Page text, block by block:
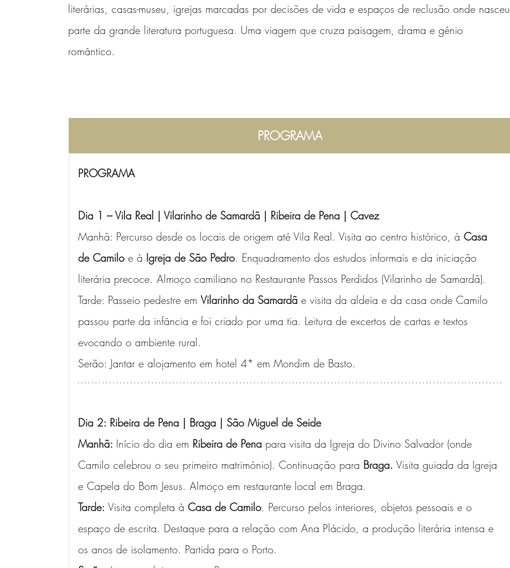
literárias, casas-museu, igrejas marcadas por decisões de vida e espaços de reclusão onde nasceu
parte da grande literatura portuguesa. Uma viagem que cruza paisagem, drama e génio
romântico.
PROGRAMA
PROGRAMA
Dia 1 – Vila Real | Vilarinho de Samardã | Ribeira de Pena | Cavez
Manhã: Percurso desde os locais de origem até Vila Real. Visita ao centro histórico, à Casa
de Camilo e à Igreja de São Pedro. Enquadramento dos estudos informais e da iniciação
literária precoce. Almoço camiliano no Restaurante Passos Perdidos (Vilarinho de Samardã).
Tarde: Passeio pedestre em Vilarinho da Samardã e visita da aldeia e da casa onde Camilo
passou parte da infância e foi criado por uma tia. Leitura de excertos de cartas e textos
evocando o ambiente rural.
Serão: Jantar e alojamento em hotel 4* em Mondim de Basto.
Dia 2: Ribeira de Pena | Braga | São Miguel de Seide
Manhã: Início do dia em Ribeira de Pena para visita da Igreja do Divino Salvador (onde
Camilo celebrou o seu primeiro matrimónio). Continuação para Braga. Visita guiada da Igreja
e Capela do Bom Jesus. Almoço em restaurante local em Braga.
Tarde: Visita completa à Casa de Camilo. Percurso pelos interiores, objetos pessoais e o
espaço de escrita. Destaque para a relação com Ana Plácido, a produção literária intensa e
os anos de isolamento. Partida para o Porto.